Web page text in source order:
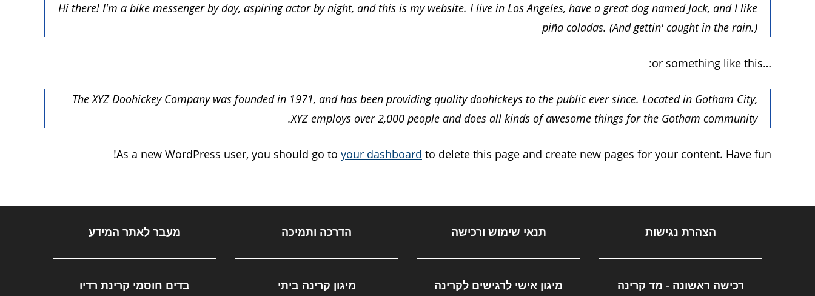
Hi there! I'm a bike messenger by day, aspiring actor by night, and this is my website. I live in Los Angeles, have a great dog named Jack, and I like
piña coladas. (And gettin' caught in the rain.)
…or something like this:
The XYZ Doohickey Company was founded in 1971, and has been providing quality doohickeys to the public ever since. Located in Gotham City,
XYZ employs over 2,000 people and does all kinds of awesome things for the Gotham community.
As a new WordPress user, you should go to your dashboard to delete this page and create new pages for your content. Have fun!
הצהרת נגישות
רכישה ראשונה - מד קרינה
תנאי שימוש ורכישה
מיגון אישי לרגישים לקרינה
הדרכה ותמיכה
מיגון קרינה ביתי
מעבר לאתר המידע
בדים חוסמי קרינת רדיו